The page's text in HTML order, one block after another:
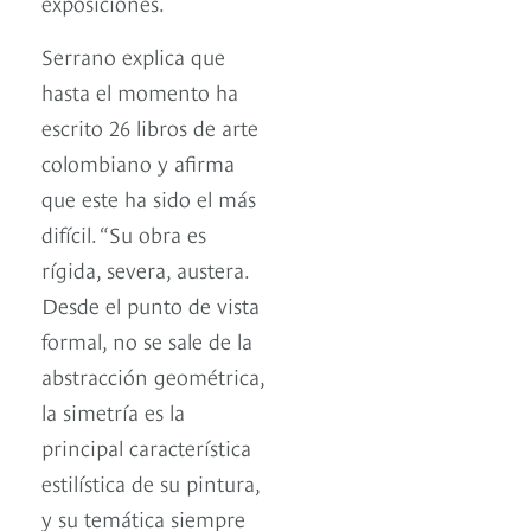
Serrano explica que
hasta el momento ha
escrito 26 libros de arte
colombiano y afirma
que este ha sido el más
difícil. “Su obra es
rígida, severa, austera.
Desde el punto de vista
formal, no se sale de la
abstracción geométrica,
la simetría es la
principal característica
estilística de su pintura,
y su temática siempre